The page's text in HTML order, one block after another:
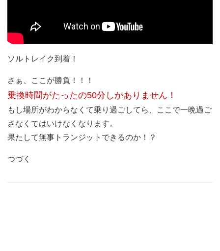
ソルトレイク到着！
さぁ、ここが勝負！！！
乗換時間がたったの50分しかありません！
もし場所がわからなくて乗り過ごしてら、ここで一晩過ご
さなくてはいけなくなります。
果たして無事トランジットできるのか！？
つづく